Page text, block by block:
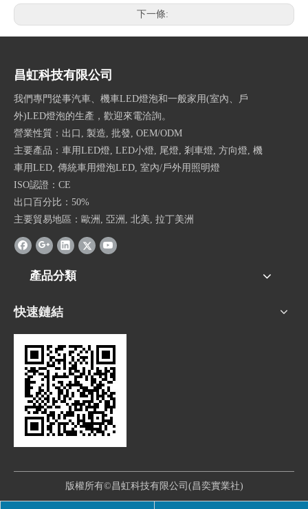
下一條:
昌虹科技有限公司
我們專門從事汽車、機車LED燈泡和一般家用(室內、戶
外)LED燈泡的生產，歡迎來電洽詢。
營業性質：出口, 製造, 批發, OEM/ODM
主要產品：車用LED燈, LED小燈, 尾燈, 剎車燈, 方向燈, 機
車用LED, 傳統車用燈泡LED, 室內/戶外用照明燈
ISO認證：CE
出口百分比：50%
主要貿易地區：歐洲, 亞洲, 北美, 拉丁美洲
產品分類
快速鏈結
版權所有©昌虹科技有限公司(昌奕實業社)